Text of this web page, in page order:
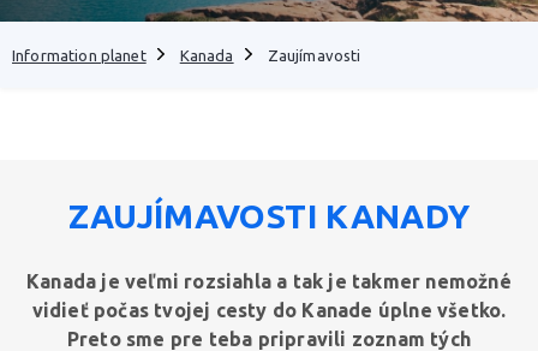
Information planet Kanada Zaujímavosti
ZAUJÍMAVOSTI KANADY
Kanada je veľmi rozsiahla a tak je takmer nemožné
vidieť počas tvojej cesty do Kanade úplne všetko.
Preto sme pre teba pripravili zoznam tých